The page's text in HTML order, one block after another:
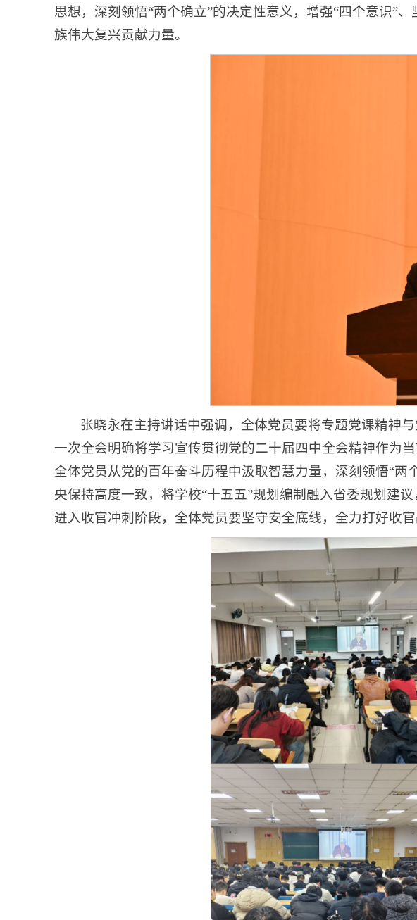
思想，深刻领悟“两个确立”的决定性意义，增强“四个意识”
族伟大复兴贡献力量。
张晓永在主持讲话中强调，全体党员要将专题党课精神
一次全会明确将学习宣传贯彻党的二十届四中全会精神作为
全体党员从党的百年奋斗历程中汲取智慧力量，深刻领悟“
央保持高度一致，将学校“十五五”规划编制融入省委规划建
进入收官冲刺阶段，全体党员要坚守安全底线，全力打好收